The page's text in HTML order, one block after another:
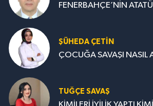
FENERBAHÇE’NİN
ŞÜHEDA ÇETİN
ÇOCUĞA SAVAŞI NASIL
TUĞÇE SAVAŞ